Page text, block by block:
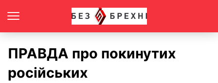
ПРАВДА про покинутих
російських